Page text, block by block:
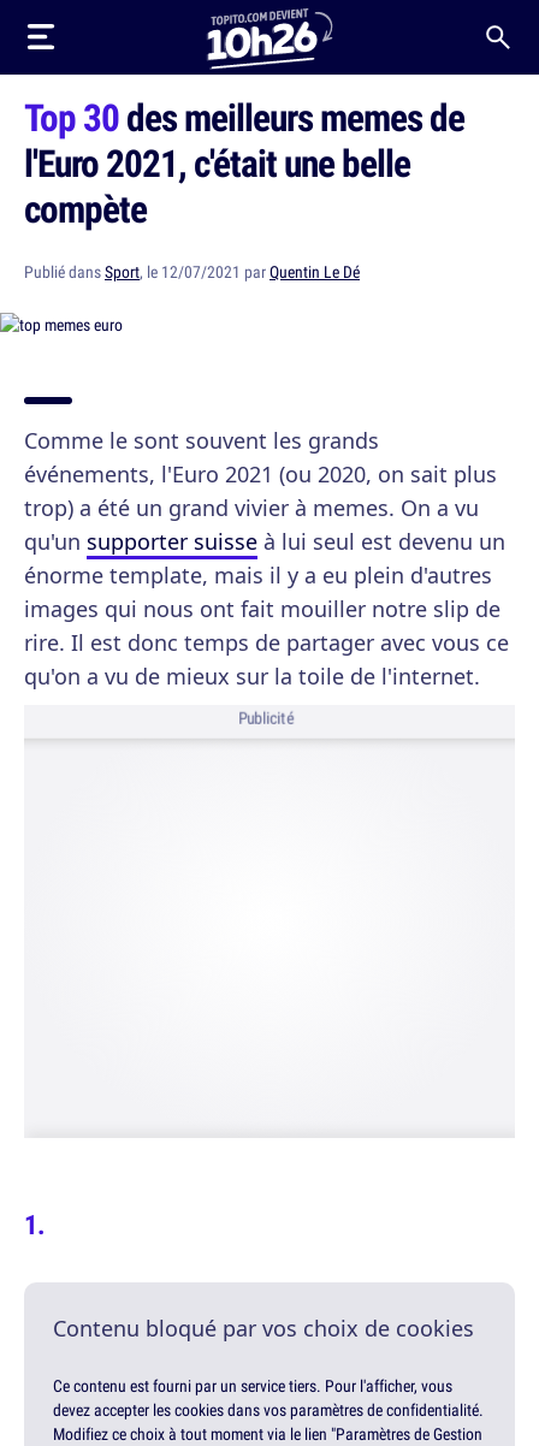
Top 30des meilleurs memes de
l'Euro 2021, c'était une belle
compète
Publié dansSport, le 12/07/2021 parQuentin Le Dé
Comme le sont souvent les grands
événements, l'Euro 2021 (ou 2020, on sait plus
trop) a été un grand vivier à memes. On a vu
qu'un supporter suisse à lui seul est devenu un
énorme template, mais il y a eu plein d'autres
images qui nous ont fait mouiller notre slip de
rire. Il est donc temps de partager avec vous ce
qu'on a vu de mieux sur la toile de l'internet.
Publicité
Contenu bloqué par vos choix de cookies
Ce contenu est fourni par un service tiers. Pour l'afficher, vous
devez accepter les cookies dans vos paramètres de confidentialité.
Modifiez ce choix à tout moment via le lien "Paramètres de Gestion